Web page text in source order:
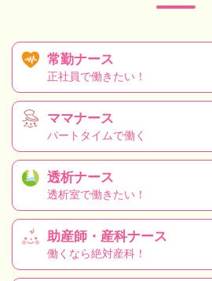
常勤ナース
正社員で働きたい！
ママナース
パートタイムで働く
透析ナース
透析室で働きたい！
助産師・産科ナース
働くなら絶対産科！